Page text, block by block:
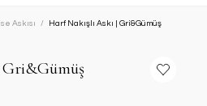
Askısı Harf Nakışlı Askı | Gri&Gümüş
Gri&Gümüş